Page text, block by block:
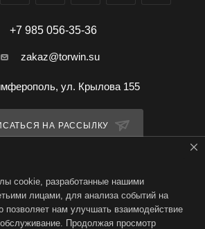
+7 985 056-35-36
zakaz@torwin.su
ул. Крылова 155
НА РАССЫЛКУ
© TorWin – интернет-магазин
cookie, разработанные нашими
лицами, для анализа событий на
позволяет нам улучшать взаимодействие
Продолжая просмотр